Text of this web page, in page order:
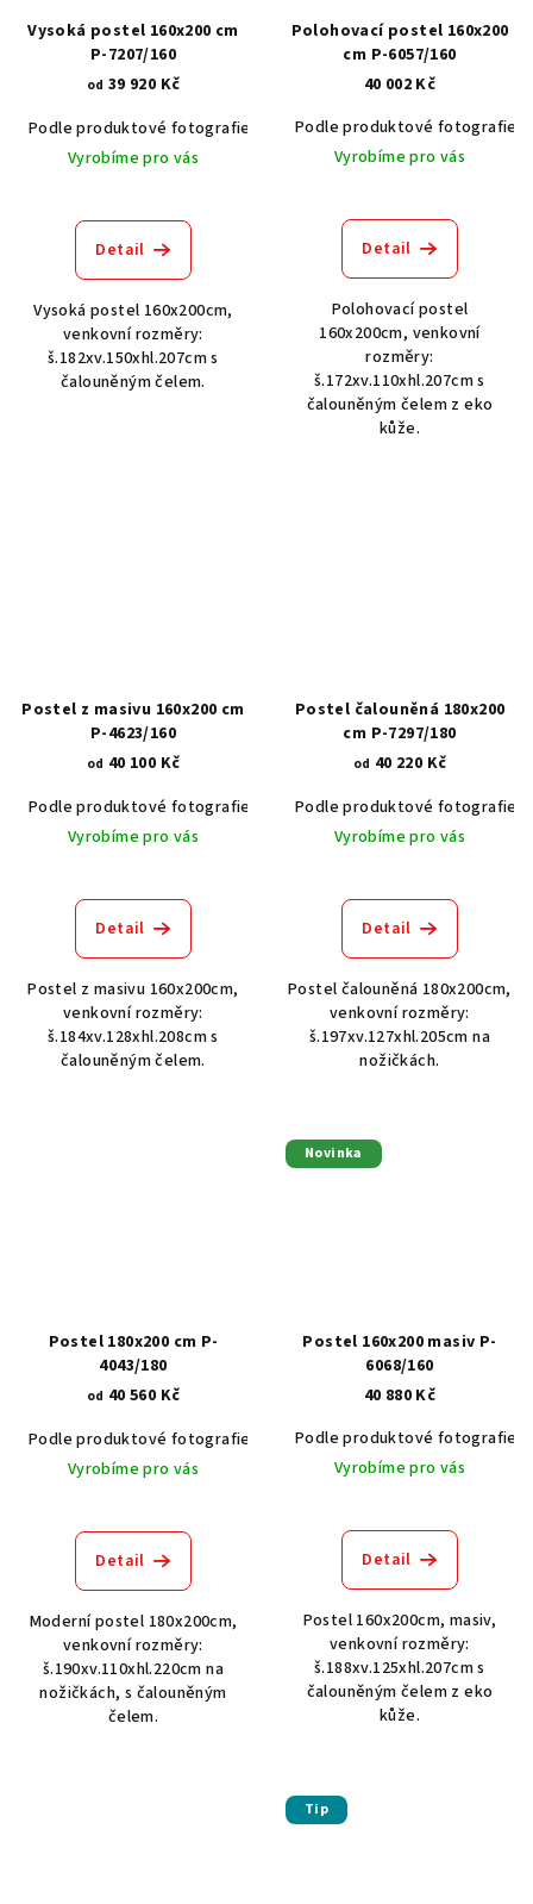
Vysoká postel 160x200 cm
P-7207/160
od 39 920 Kč
Podle produktové fotografie
Bílá Bílá s patinou BT9001-A6
Vyrobíme pro vás
Detail
Vysoká postel 160x200cm,
venkovní rozměry:
š.182xv.150xhl.207cm s
čalouněným čelem.
Polohovací postel 160x200
cm P-6057/160
40 002 Kč
Podle produktové fotografie
Vyrobíme pro vás
Detail
Polohovací postel
160x200cm, venkovní
rozměry:
š.172xv.110xhl.207cm s
čalouněným čelem z eko
kůže.
Postel z masivu 160x200 cm
P-4623/160
od 40 100 Kč
Podle produktové fotografie
Bílá Bílá s patinou BT9001-A6
Vyrobíme pro vás
Detail
Postel z masivu 160x200cm,
venkovní rozměry:
š.184xv.128xhl.208cm s
čalouněným čelem.
Postel čalouněná 180x200
cm P-7297/180
od 40 220 Kč
Podle produktové fotografie
Vyrobíme pro vás
Detail
Postel čalouněná 180x200cm,
venkovní rozměry:
š.197xv.127xhl.205cm na
nožičkách.
Postel 180x200 cm P-
4043/180
od 40 560 Kč
Podle produktové fotografie
Akát vintage BT1551
Dub světlý
Vyrobíme pro vás
Detail
Moderní postel 180x200cm,
venkovní rozměry:
š.190xv.110xhl.220cm na
nožičkách, s čalouněným
čelem.
Novinka
Postel 160x200 masiv P-
6068/160
40 880 Kč
Podle produktové fotografie
Vyrobíme pro vás
Detail
Postel 160x200cm, masiv,
venkovní rozměry:
š.188xv.125xhl.207cm s
čalouněným čelem z eko
kůže.
Tip